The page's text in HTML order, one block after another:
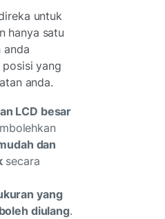
untuk
hanya satu
anda
yang
anda.
LCD besar
dan
secara
yang
diulang.